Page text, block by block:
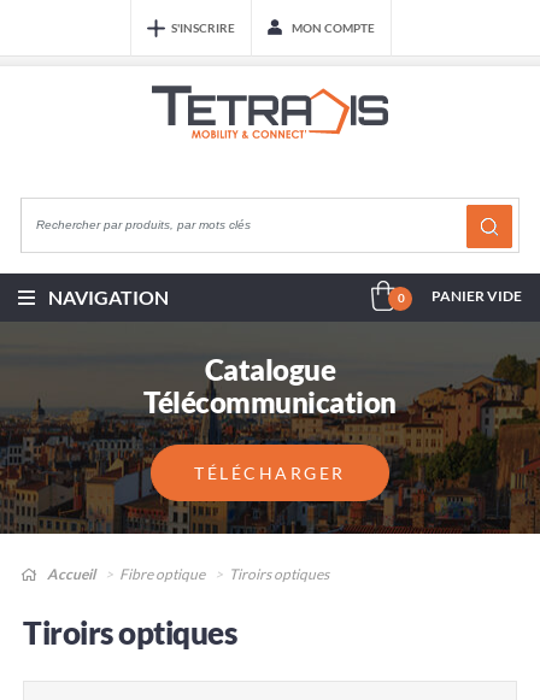
S'INSCRIRE MON COMPTE
NAVIGATION 0 PANIER VIDE
Catalogue
Télécommunication
TÉLÉCHARGER
Accueil Fibre optique Tiroirs optiques
Tiroirs optiques